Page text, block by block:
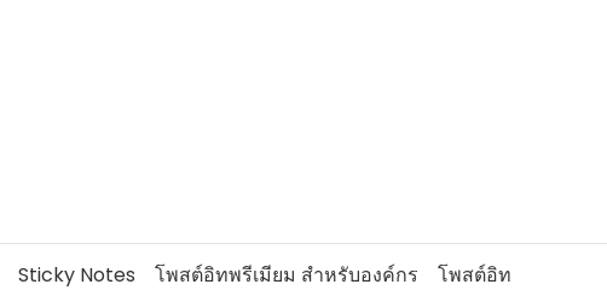
Sticky Notes โพสต์อิทพรีเมียม สำหรับองค์กร โพสต์อิท